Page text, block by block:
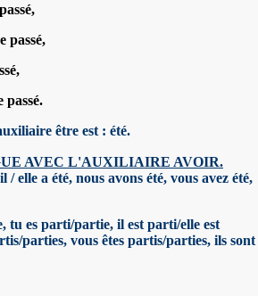
passé,
passé.
être est : été.
AVEC L'AUXILIAIRE AVOIR.
/ elle a été, nous avons été, vous avez été,
tu es parti/partie, il est parti/elle est
parties, vous êtes partis/parties, ils sont